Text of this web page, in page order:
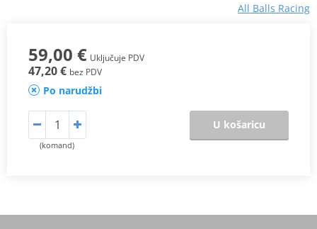
All Balls Racing
59,00 € Uključuje PDV
47,20 € bez PDV
Po narudžbi
(komand)
U košaricu